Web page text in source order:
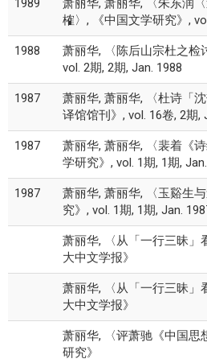
1989
萧丽华, 萧丽华, 〈朱东润
榷〉, 《中国文学研究》,
1988
萧丽华, 〈陈后山宗杜之检
vol. 2期, 2期, Jan. 1988
1987
萧丽华, 萧丽华, 〈杜诗「
译馆馆刊》, vol. 16卷, 2期,
1987
萧丽华, 萧丽华, 〈裴着《
学研究》, vol. 1期, 1期,
1987
萧丽华, 萧丽华, 〈玉谿生
究》, vol. 1期, 1期, Jan.
萧丽华, 〈从「一行三昧」
大中文学报》
萧丽华, 〈从「一行三昧」
大中文学报》
萧丽华, 〈评萧驰《中国思
研究》